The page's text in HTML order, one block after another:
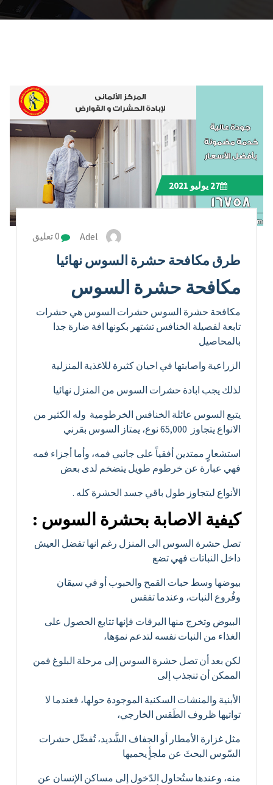
27يوليو 2021
Adel 0 تعليق
طرق مكافحة حشرة السوس نهائيا
مكافحة حشرة السوس
مكافحة حشرة السوس حشرات السوس هي حشرات
تابعة لفصيلة الخنافس تشتهر بكونها افة ضارة جدا
بالمحاصيل
الزراعية واصابتها في احيان كثيرة للاغذية المنزلية
لذلك يجب ابادة حشرات السوس من المنزل نهائيا
يتبع السوس عائلة الخنافس الخرطومية وله الكثير من
الانواع يتجاوز 65,000 نوع، يمتاز السوس بقرني
استشعارٍ ممتدين أفقياً على جانبي فمه، وأما أجزاء فمه
فهي عبارة عن خرطوم طويل يتضخم لدى بعض
الأنواع ليتجاوز طول باقي جسد الحشرة كله .
كيفية الاصابة بحشرة السوس :
تصل حشرة السوس الى المنزل رغم انها تفضل العيش
داخل النباتات فهي تضع
بيوضها وسط حبات القمح والحبوب أو في سيقان
وفُروع النبات، وعندما تفقس
البيوض وتخرج منها اليرقات فإنها تتابع الحصول على
الغذاء من النبات نفسه لتدعم نموَها،
لكن بعد أن تصل حشرة السوس إلى مرحلة البلوغ فمن
الممكن أن تنجذب إلى
الأبنية والمنشات السكنية الموجودة حولها، فعندما لا
تواتيها ظروف الطَقس الخارجي،
مثل غزارة الأمطار أو الجفاف الشَّديد، تُفضِّل حشرات
السّوس البحثَ عن ملجأٍ يحميها
منه، وعندها ستُحاول الدّخول إلى مساكن الإنسان عن